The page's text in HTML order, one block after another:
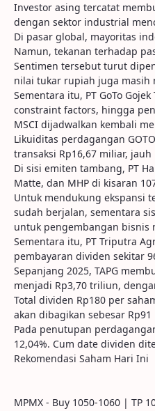
Investor asing tercatat
dengan sektor industrial
Di pasar global, mayoritas
Namun, tekanan terhadap
Sentimen tersebut turut
nilai tukar rupiah juga masih
Sementara itu, PT GoTo
constraint factors, hingga
MSCI dijadwalkan kembali
Likuiditas perdagangan
transaksi Rp16,67 miliar,
Di sisi emiten tambang, PT
Matte, dan MHP di kisaran
Untuk mendukung ekspansi
sudah berjalan, sementara
untuk pengembangan bisnis
Sementara itu, PT Triputra
pembayaran dividen sekitar
Sepanjang 2025, TAPG
menjadi Rp3,70 triliun,
Total dividen Rp180 per
akan dibagikan sebesar
Pada penutupan
12,04%. Cum date dividen
Rekomendasi Saham Hari Ini
MPMX - Buy 1050-1060 | TP